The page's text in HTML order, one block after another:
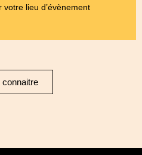
lieu d’évènement
connaitre